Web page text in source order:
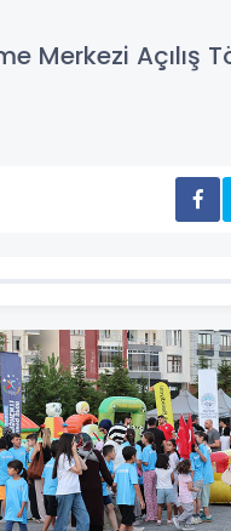
Merkezi Açılış